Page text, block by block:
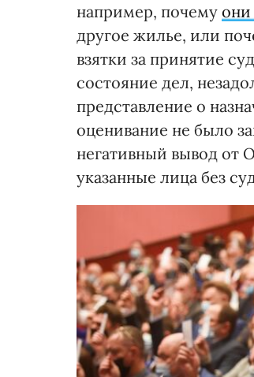
например, почему они
другое жилье, или
взятки за принятие
состояние дел,
представление о
оценивание не было
негативный вывод от
указанные лица без